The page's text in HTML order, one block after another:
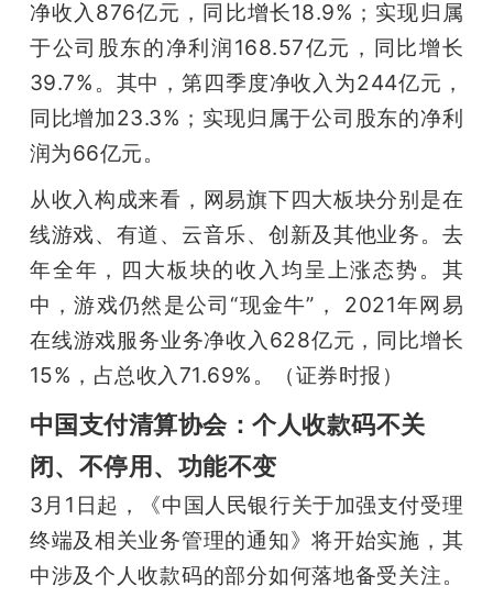
净收入876亿元，同比增长18.9%；实现归属
于公司股东的净利润168.57亿元，同比增长
39.7%。其中，第四季度净收入为244亿元，
同比增加23.3%；实现归属于公司股东的净利
润为66亿元。
从收入构成来看，网易旗下四大板块分别是在
线游戏、有道、云音乐、创新及其他业务。去
年全年，四大板块的收入均呈上涨态势。其
中，游戏仍然是公司“现金牛”， 2021年网易
在线游戏服务业务净收入628亿元，同比增长
15%，占总收入71.69%。（证券时报）
中国支付清算协会：个人收款码不关
闭、不停用、功能不变
3月1日起，《中国人民银行关于加强支付受理
终端及相关业务管理的通知》将开始实施，其
中涉及个人收款码的部分如何落地备受关注。